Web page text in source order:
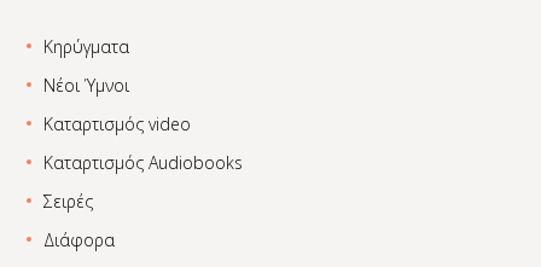
Κηρύγματα
Νέοι Ύμνοι
Καταρτισμός video
Καταρτισμός Audiobooks
Σειρές
Διάφορα